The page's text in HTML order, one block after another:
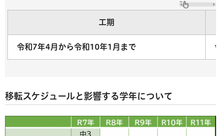
工期
令和7年4月から令和10年1月まで
移転スケジュールと影響する学年について